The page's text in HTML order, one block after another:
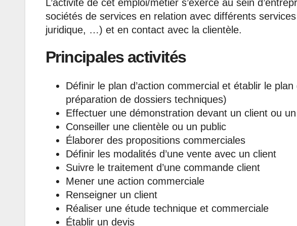
L’activité de cet emploi/métier s’exerce au sein
sociétés de services en relation avec différents
juridique, …) et en contact avec la clientèle.
Principales activités
Définir le plan d’action commercial et établir le
préparation de dossiers techniques)
Effectuer une démonstration devant un client ou
Conseiller une clientèle ou un public
Élaborer des propositions commerciales
Définir les modalités d’une vente avec un client
Suivre le traitement d’une commande client
Mener une action commerciale
Renseigner un client
Réaliser une étude technique et commerciale
Établir un devis